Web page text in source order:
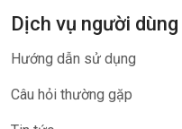
Dịch vụ người dùng
Hướng dẫn sử dụng
Câu hỏi thường gặp